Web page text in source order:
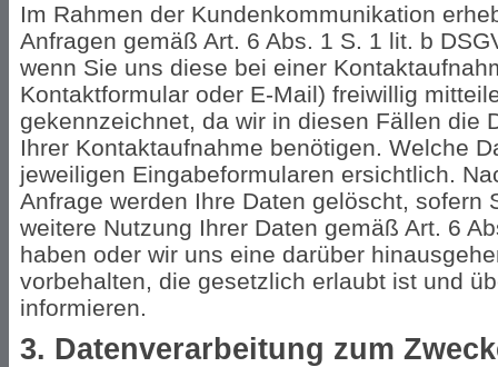
Im Rahmen der Kundenkommunikation
Anfragen gemäß Art. 6 Abs. 1 S. 1 lit. b
wenn Sie uns diese bei einer
Kontaktformular oder E-Mail) freiwillig
gekennzeichnet, da wir in diesen Fällen die
Ihrer Kontaktaufnahme benötigen. Welche
jeweiligen Eingabeformularen ersichtlich.
Anfrage werden Ihre Daten gelöscht, sofern
weitere Nutzung Ihrer Daten gemäß Art. 6
haben oder wir uns eine darüber
vorbehalten, die gesetzlich erlaubt ist und
informieren.
3. Datenverarbeitung zum